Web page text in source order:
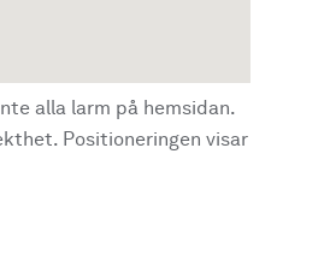
alla larm på hemsidan.
Positioneringen visar